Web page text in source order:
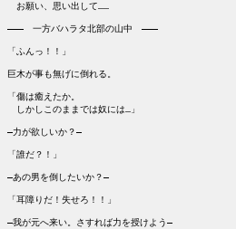
お願い、思い出して……
―――　一方バハラタ北部の山中　―――
「ふんっ！！」
巨木が事も無げに倒れる。
「傷は癒えたか。
しかしこのままでは奴には…」
―力が欲しいか？―
「誰だ？！」
―あの男を倒したいか？―
「耳障りだ！失せろ！！」
―我が元へ来い。さすれば力を授けよう―